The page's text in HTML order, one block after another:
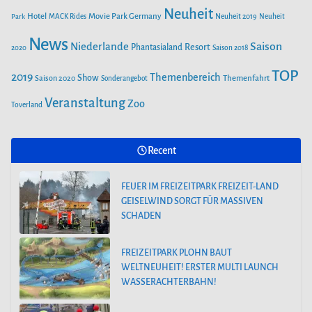
FREIZEITPARK PLOHN BAUT WELTNEUHEIT! ERSTER MULTI
LAUNCH WASSERACHTERBAHN!
AUS DEM WELTALL NACH ZIRNDORF:
ESA-ASTRONAUT MATTHIAS MAURER
BESUCHT DEN PLAYMOBIL-FUNPARK
Park Hotel MACK Rides Movie Park Germany Neuheit Neuheit 2019 Neuheit
2020 News Niederlande Phantasialand Resort Saison 2018 Saison
2019 Saison 2020 Show Sonderangebot Themenbereich Themenfahrt TOP
Toverland VeranstaltungZoo
Recent
FEUER IM FREIZEITPARK FREIZEIT-LAND
GEISELWIND SORGT FÜR MASSIVEN
SCHADEN
FREIZEITPARK PLOHN BAUT
WELTNEUHEIT! ERSTER MULTI LAUNCH
WASSERACHTERBAHN!